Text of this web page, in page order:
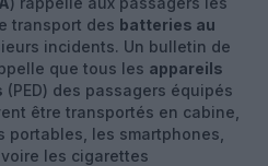
transport des batteries au
incidents. Un bulletin de
que tous les appareils
(PED) des passagers équipés
être transportés en cabine,
les smartphones,
les cigarettes